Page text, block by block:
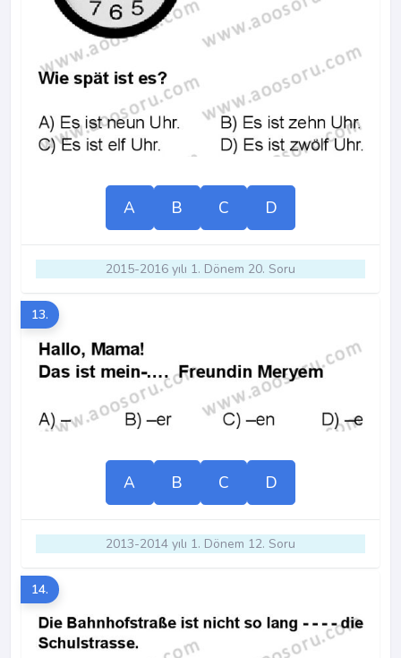
A B C D
2015-2016 yılı 1. Dönem 20. Soru
13.
A B C D
2013-2014 yılı 1. Dönem 12. Soru
14.